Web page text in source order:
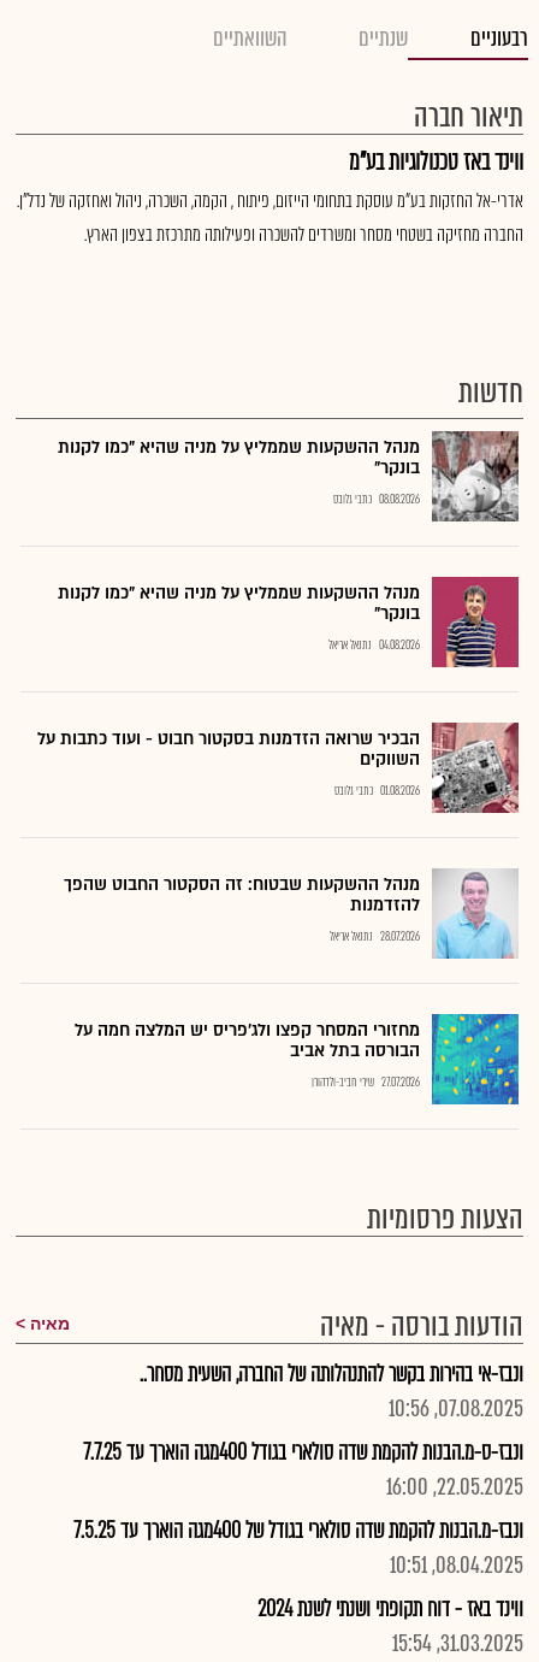
רבעוניים שנתיים השוואתיים
תיאור חברה
ווינד באז טכנולוגיות בע"מ
אדרי-אל החזקות בע"מ עוסקת בתחומי הייזום, פיתוח , הקמה, השכרה, ניהול ואחזקה של נדל"ן.
החברה מחזיקה בשטחי מסחר ומשרדים להשכרה ופעילותה מתרכזת בצפון הארץ.
חדשות
מנהל ההשקעות שממליץ על מניה שהיא "כמו לקנות
בונקר"
08.08.2026 כתבי גלובס
מנהל ההשקעות שממליץ על מניה שהיא "כמו לקנות
בונקר"
04.08.2026 נתנאל אריאל
הבכיר שרואה הזדמנות בסקטור חבוט - ועוד כתבות על
השווקים
01.08.2026 כתבי גלובס
מנהל ההשקעות שבטוח: זה הסקטור החבוט שהפך
להזדמנות
28.07.2026 נתנאל אריאל
מחזורי המסחר קפצו ולג'פריס יש המלצה חמה על
הבורסה בתל אביב
27.07.2026 שירי חביב-ולדהורן
הצעות פרסומיות
הודעות בורסה - מאיה מאיה
ונבז-אי בהירות בקשר להתנהלותה של החברה, השעית מסחר..
07.08.2025, 10:56
ונבז-ס-מ.הבנות להקמת שדה סולארי בגודל 400מגה הוארך עד 7.7.25
22.05.2025, 16:00
ונבז-מ.הבנות להקמת שדה סולארי בגודל של 400מגה הוארך עד 7.5.25
08.04.2025, 10:51
ווינד באז - דוח תקופתי ושנתי לשנת 2024
31.03.2025, 15:54